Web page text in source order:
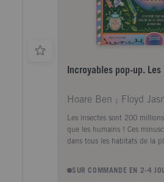
Incroyables pop-up.
Les insectes sont 200
que les humains ! Ces
dans tous les habitats de la
l'homme périrait. Le monde
à nous apprendre. Rempli
SUR COMMANDE EN 2-4